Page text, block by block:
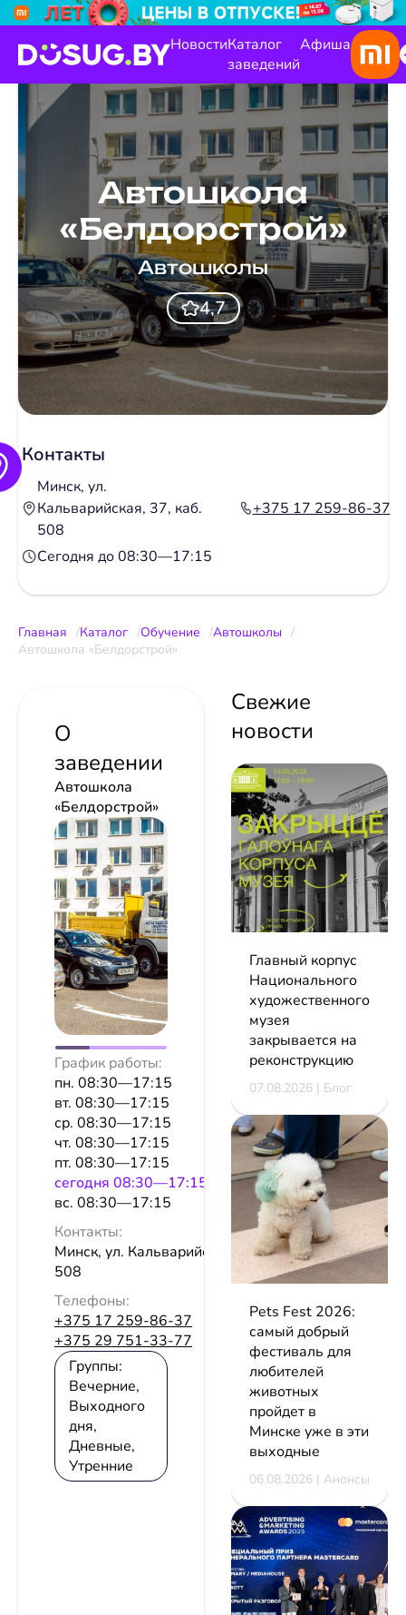
НовостиКаталог
заведений
Афиша
Автошкола
«Белдорстрой»
Автошколы
4,7
Контакты
Минск, ул.
Кальварийская, 37, каб.
508
+375 17 259-86-37
Сегодня до 08:30—17:15
Главная Каталог Обучение
Автошколы
Автошкола «Белдорстрой»
О
заведении
Автошкола
«Белдорстрой»
График работы:
пн. 08:30—17:15
вт. 08:30—17:15
ср. 08:30—17:15
чт. 08:30—17:15
пт. 08:30—17:15
сeгодня 08:30—17:15
вс. 08:30—17:15
Контакты:
Минск, ул. Кальварийская, 37, каб.
508
Телефоны:
+375 17 259-86-37
+375 29 751-33-77
Группы:
Вечерние,
Выходного
дня,
Дневные,
Утренние
Свежие
новости
Главный корпус
Национального
художественного
музея
закрывается на
реконструкцию
07.08.2026 | Блог
Pets Fest 2026:
самый добрый
фестиваль для
любителей
животных
пройдет в
Минске уже в эти
выходные
06.08.2026 | Анонсы